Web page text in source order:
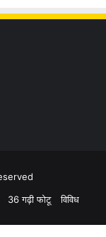
36 गढ़ी फोटू विविध